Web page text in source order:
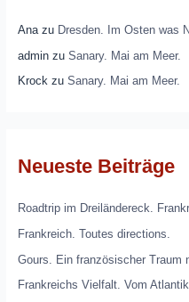
Anazu Dresden. Im Osten was
adminzu Sanary. Mai am Meer.
Krockzu Sanary. Mai am Meer.
Neueste Beiträge
Roadtrip im Dreiländereck.
Frankreich. Toutes directions.
Gours. Ein französischer Traum
Frankreichs Vielfalt. Vom